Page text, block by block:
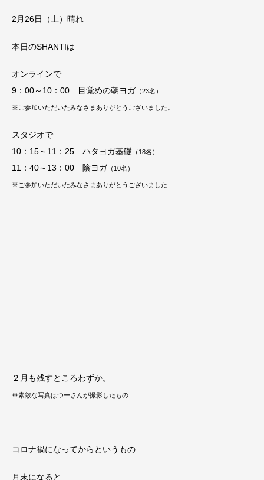
2月26日（土）晴れ
本日のSHANTIは
オンラインで
9：00～10：00 目覚めの朝ヨガ （23名）
※ご参加いただいたみなさまありがとうございました。
スタジオで
10：15～11：25 ハタヨガ基礎 （18名）
11：40～13：00 陰ヨガ （10名）
※ご参加いただいたみなさまありがとうございました
２月も残すところわずか。
※素敵な写真はつーさんが撮影したもの
コロナ禍になってからというもの
月末になると